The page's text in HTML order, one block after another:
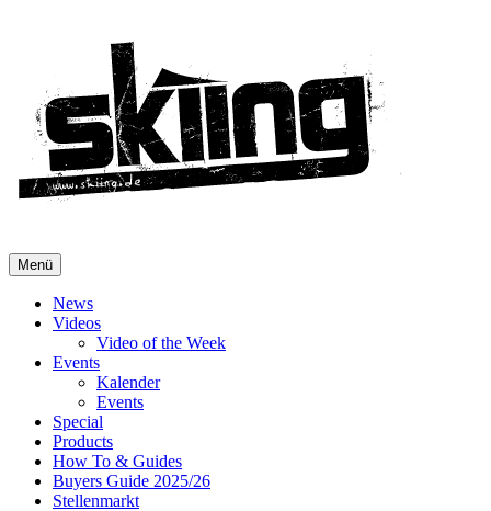
Menü
News
Videos
Video of the Week
Events
Kalender
Events
Special
Products
How To & Guides
Buyers Guide 2025/26
Stellenmarkt